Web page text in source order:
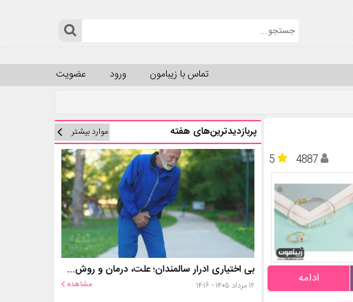
عضویت ورود تماس با زیبامون
5
4887
ادامه
پربازدیدترین‌های هفته موارد بیشتر
بی اختیاری ادرار سالمندان؛ علت، درمان و روش‌های کنترل در منزل
۱۲ مرداد ۱۴۰۵ - ۱۴:۱۶ مشاهده